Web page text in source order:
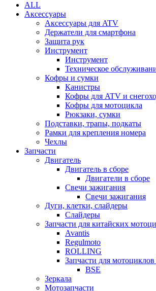
ALL
Аксессуары
Аксессуары для ATV
Держатели для смартфона
Защита рук
Инструмент
Инструмент
Техническое
Кофры и сумки
Канистры
Кофры для ATV и
Кофры для мотоцикла
Рюкзаки, сумки
Подставки, трапы, подкаты
Рамки для крепления номера
Чехлы
Запчасти
Двигатель
Двигатель в сборе
Двигатели в сборе
Свечи зажигания
Свечи зажигания
Дуги, клетки, слайдеры
Слайдеры
Запчасти для китайских
Avantis
Regulmoto
ROLLING
Запчасти для
BSE
Зеркала
Мотозапчасти